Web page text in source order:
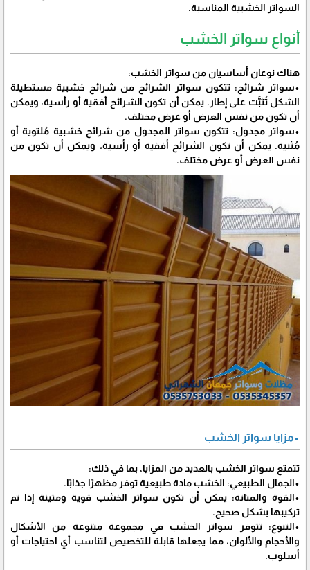
السواتر الخشبية المناسبة.
أنواع سواتر الخشب
هناك نوعان أساسيان من سواتر الخشب:
•سواتر شرائح: تتكون سواتر الشرائح من شرائح خشبية مستطيلة
الشكل تُثبَّت على إطار. يمكن أن تكون الشرائح أفقية أو رأسية، ويمكن
أن تكون من نفس العرض أو عرض مختلف.
•سواتر مجدول: تتكون سواتر المجدول من شرائح خشبية مُلتوية أو
مُثنية. يمكن أن تكون الشرائح أفقية أو رأسية، ويمكن أن تكون من
نفس العرض أو عرض مختلف.
•مزايا سواتر الخشب
تتمتع سواتر الخشب بالعديد من المزايا، بما في ذلك:
•الجمال الطبيعي: الخشب مادة طبيعية توفر مظهرًا جذابًا.
•القوة والمتانة: يمكن أن تكون سواتر الخشب قوية ومتينة إذا تم
تركيبها بشكل صحيح.
•التنوع: تتوفر سواتر الخشب في مجموعة متنوعة من الأشكال
والأحجام والألوان، مما يجعلها قابلة للتخصيص لتناسب أي احتياجات أو
أسلوب.